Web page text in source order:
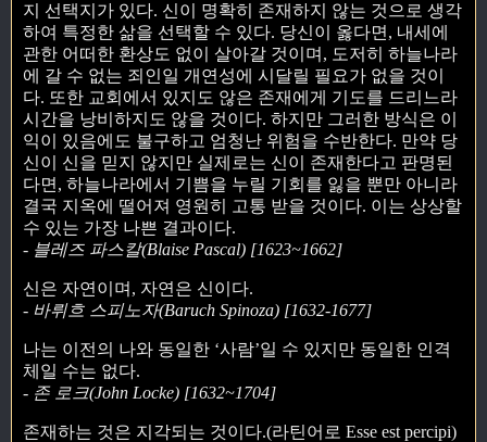
지 선택지가 있다. 신이 명확히 존재하지 않는 것으로 생각
하여 특정한 삶을 선택할 수 있다. 당신이 옳다면, 내세에
관한 어떠한 환상도 없이 살아갈 것이며, 도저히 하늘나라
에 갈 수 없는 죄인일 개연성에 시달릴 필요가 없을 것이
다. 또한 교회에서 있지도 않은 존재에게 기도를 드리느라
시간을 낭비하지도 않을 것이다. 하지만 그러한 방식은 이
익이 있음에도 불구하고 엄청난 위험을 수반한다. 만약 당
신이 신을 믿지 않지만 실제로는 신이 존재한다고 판명된
다면, 하늘나라에서 기쁨을 누릴 기회를 잃을 뿐만 아니라
결국 지옥에 떨어져 영원히 고통 받을 것이다. 이는 상상할
수 있는 가장 나쁜 결과이다.
- 블레즈 파스칼(Blaise Pascal) [1623~1662]
신은 자연이며, 자연은 신이다.
- 바뤼흐 스피노자(Baruch Spinoza) [1632-1677]
나는 이전의 나와 동일한 ‘사람’일 수 있지만 동일한 인격
체일 수는 없다.
- 존 로크(John Locke) [1632~1704]
존재하는 것은 지각되는 것이다.(라틴어로 Esse est percipi)